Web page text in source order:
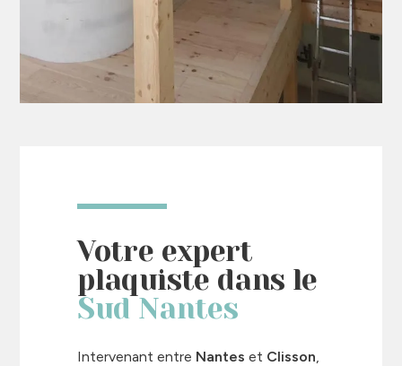
Votre expert
plaquiste dans le
Sud Nantes
Intervenant entre Nantes et Clisson,